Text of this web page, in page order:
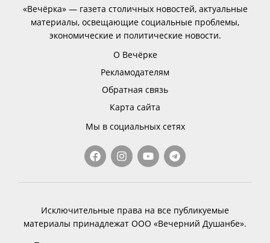
«Вечёрка» — газета столичных новостей, актуальные
материалы, освещающие социальные проблемы,
экономические и политические новости.
О Вечёрке
Рекламодателям
Обратная связь
Карта сайта
Мы в социальных сетях
Исключительные права на все публикуемые
материалы принадлежат ООО «Вечерний Душанбе».